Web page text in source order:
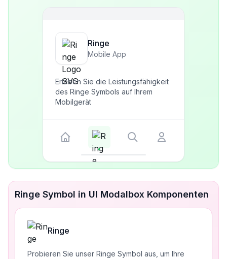
Ringe
Mobile App
Erleben Sie die Leistungsfähigkeit
des Ringe Symbols auf Ihrem
Mobilgerät
Ringe Symbol in UI Modalbox Komponenten
Ringe
Probieren Sie unser Ringe Symbol aus, um Ihre